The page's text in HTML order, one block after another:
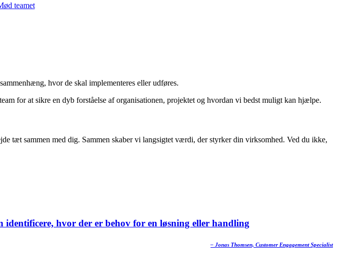
teamet
hvor de skal implementeres eller udføres.
for at sikre en dyb forståelse af organisationen, projektet og hvordan vi bedst muligt kan hjælpe.
tæt sammen med dig. Sammen skaber vi langsigtet værdi, der styrker din virksomhed. Ved du ikke,
hvor der er behov for en løsning eller handling
– Jonas Thomsen, Customer Engagement Specialist